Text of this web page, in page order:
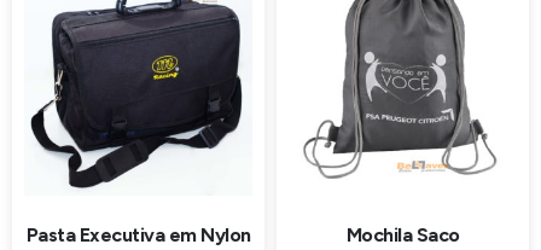
Pasta Executiva em Nylon
Mochila Saco